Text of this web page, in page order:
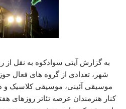
به گزارش آیتی سوادکوه به نقل از
شهر، تعدادی از گروه های فعال
موسیقی آئینی، موسیقی کلاسیک و
کنار هنرمندان عرصه تئاتر روزهای